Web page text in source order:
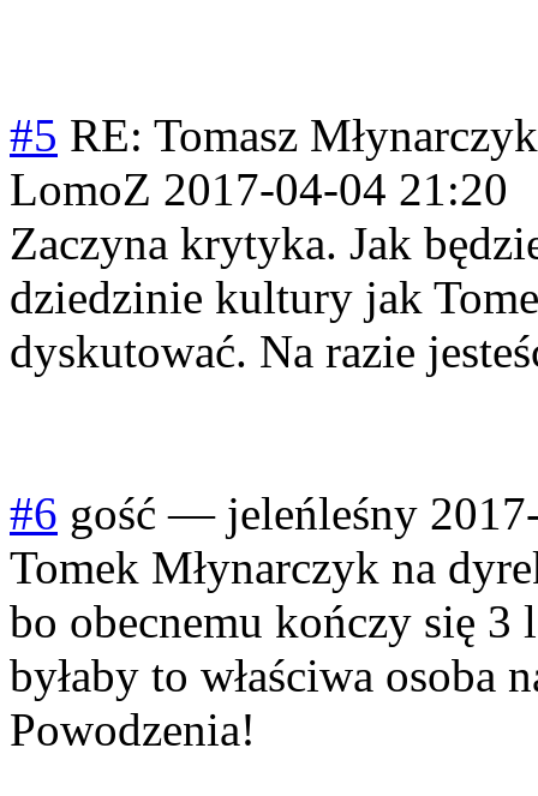
#5 RE: Tomasz
LomoZ 2017-04-04 21:20
Zaczyna krytyka. Jak
dziedzinie kultury jak
dyskutować. Na razie
#6 gość — jeleńleśny
Tomek Młynarczyk na
bo obecnemu kończy się 3
byłaby to właściwa osoba
Powodzenia!